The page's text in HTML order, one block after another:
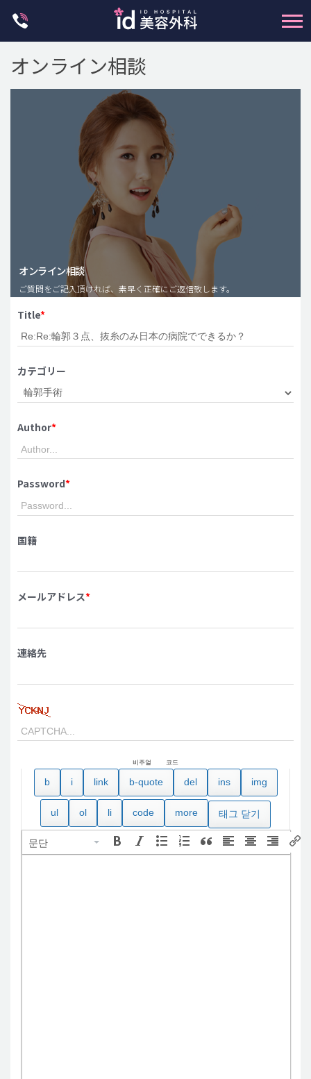
脂肪注入(アンチエイジング)
豊胸手術・バストアップ
プチ整形
脂肪吸引 (大容量)
idニュース
病院紹介
安全整形
ご相談のお問い合わせ
オンライン相談
オンライン相談
ご質問をご記入頂ければ、素早く正確にご返信致します。
Title*
カテゴリー
Author*
Password*
国籍
メールアドレス*
連絡先
비주얼 코드
문단